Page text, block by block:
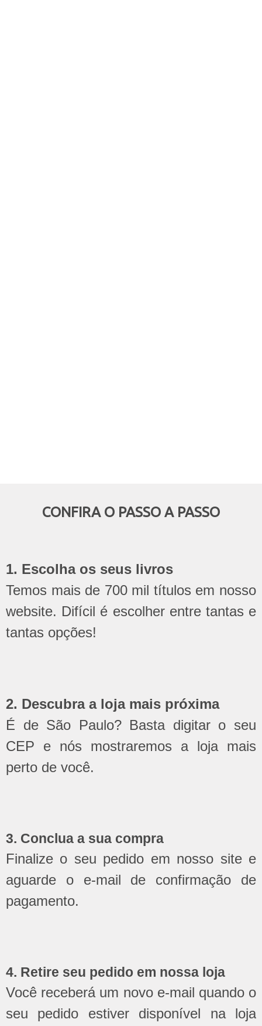
CONFIRA O PASSO A PASSO
1. Escolha os seus livros
Temos mais de 700 mil títulos em nosso
website. Difícil é escolher entre tantas e
tantas opções!
2. Descubra a loja mais próxima
É de São Paulo? Basta digitar o seu
CEP e nós mostraremos a loja mais
perto de você.
3. Conclua a sua compra
Finalize o seu pedido em nosso site e
aguarde o e-mail de confirmação de
pagamento.
4. Retire seu pedido em nossa loja
Você receberá um novo e-mail quando o
seu pedido estiver disponível na loja